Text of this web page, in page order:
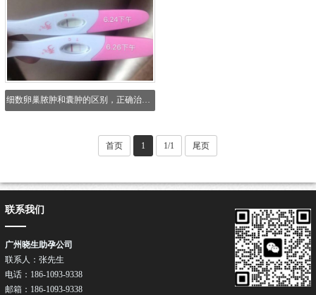
细数卵巢脓肿和囊肿的区别，正确治疗很重要
首页 1 1/1 尾页
联系我们
广州晓生助孕公司
联系人：张先生
电话：186-1093-9338
邮箱：186-1093-9338